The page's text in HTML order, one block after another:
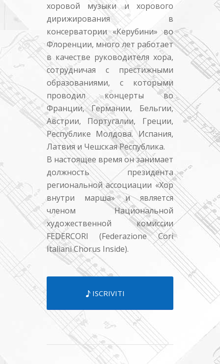
хоровой музыки и хорового
дирижирования в
консерватории «Керубини» во
Флоренции, много лет работает
в качестве руководителя хора,
сотрудничая с престижными
образованиями, с которыми
проводил концерты во
Франции, Германии, Бельгии,
Австрии, Португалии, Греции,
Республике Молдова. Испания,
Латвия и Чешская Республика.
В настоящее время он занимает
должность президента
региональной ассоциации «Хор
внутри марша» и является
членом Национальной
художественной комиссии
FEDERCORI (Federazione Cori
Italiani Chorus Inside).
ISCRIVITI